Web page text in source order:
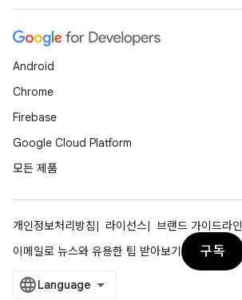
Android
Chrome
Firebase
Google Cloud Platform
모든 제품
개인정보처리방침 라이선스 브랜드 가이드라인
이메일로 뉴스와 유용한 팁 받아보기
구독